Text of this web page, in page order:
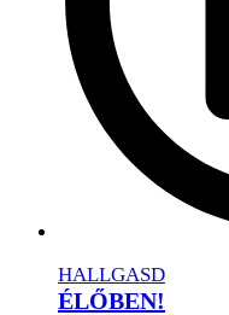
HALLGASD
ÉLŐBEN!